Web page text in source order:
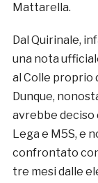
Mattarella.
Dal Quirinale,
una nota
al Colle proprio
Dunque,
avrebbe deciso
Lega e M5S, e
confrontato con
tre mesi dalle